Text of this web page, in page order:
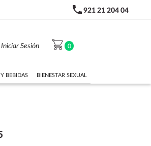
phone 921 21 204 04
Iniciar Sesión shopping_cart 0
BEBIDAS BIENESTAR SEXUAL